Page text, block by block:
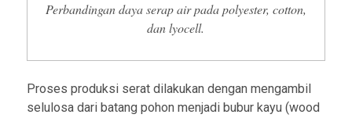
Perbandingan daya serap air pada polyester, cotton,
dan lyocell.
Proses produksi serat dilakukan dengan mengambil
selulosa dari batang pohon menjadi bubur kayu (wood